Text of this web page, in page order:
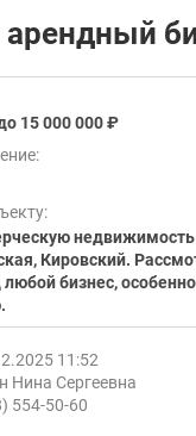
15 000 000 ₽
недвижимость
Кировский.
бизнес,
11:52
Нина Сергеевна
554-50-60